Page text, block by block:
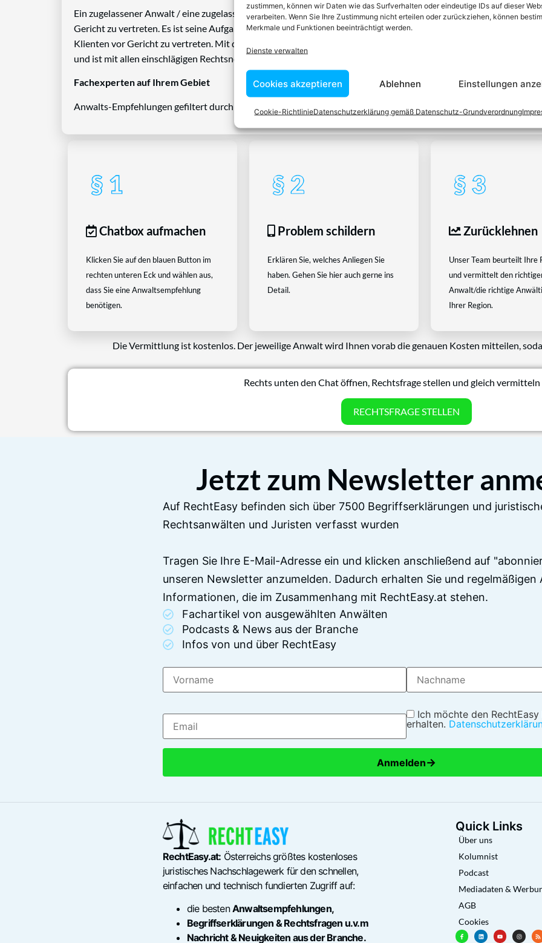
zustimmen, können wir Daten wie das Surfverhalten oder eindeutige IDs auf dieser
verarbeiten. Wenn Sie Ihre Zustimmung nicht erteilen oder zurückziehen, können
Merkmale und Funktionen beeinträchtigt werden.
Dienste verwalten
Cookies akzeptieren Ablehnen Einstellungen
Cookie-RichtlinieDatenschutzerklärung gemäß Datenschutz-Grundverordnung
Ein zugelassener Anwalt / eine zugelassen Anwältin ist dafür da, über Rechtsfragen zu beraten und Klienten vor
Gericht zu vertreten. Es ist seine Aufgabe, Dienstleistungen im Bereich der Rechtsberatung zu erbringen und
Klienten vor Gericht zu vertreten. Mit diesem Wissen kennt er alle relevanten Herausforderungen dieses Systems
und ist mit allen einschlägigen Rechtsnormen vertraut.
Fachexperten auf Ihrem Gebiet
Anwalts-Empfehlungen gefiltert durch das RechtEasy-Team -Best Choice der Anwälte in Österreich
Chatbox aufmachen
Klicken Sie auf den blauen Button im
rechten unteren Eck und wählen aus,
dass Sie eine Anwaltsempfehlung
benötigen.
Problem schildern
Erklären Sie, welches Anliegen Sie
haben. Gehen Sie hier auch gerne ins
Detail.
Zurücklehnen
Unser Team beurteilt Ihre
und vermittelt den
Anwalt/die richtige
Ihrer Region.
Die Vermittlung ist kostenlos. Der jeweilige Anwalt wird Ihnen vorab die genauen Kosten mitteilen,
Rechts unten den Chat öffnen, Rechtsfrage stellen und gleich vermitteln
RECHTSFRAGE STELLEN
Jetzt zum Newsletter
Auf RechtEasy befinden sich über 7500 Begriffserklärungen und
Rechtsanwälten und Juristen verfasst wurden
Tragen Sie Ihre E-Mail-Adresse ein und klicken anschließend auf
unseren Newsletter anzumelden. Dadurch erhalten Sie und regelmäßigen
Informationen, die im Zusammenhang mit RechtEasy.at stehen.
Fachartikel von ausgewählten Anwälten
Podcasts & News aus der Branche
Infos von und über RechtEasy
Ich möchte den
erhalten.
Anmelden→
RechtEasy.at: Österreichs größtes kostenloses
juristisches Nachschlagewerk für den schnellen,
einfachen und technisch fundierten Zugriff auf:
die bestenAnwaltsempfehlungen,
Begriffserklärungen & Rechtsfragen u.v.m
Nachricht & Neuigkeiten aus der Branche.
Quick Links
Über uns
Kolumnist
Podcast
Mediadaten &
AGB
Cookies